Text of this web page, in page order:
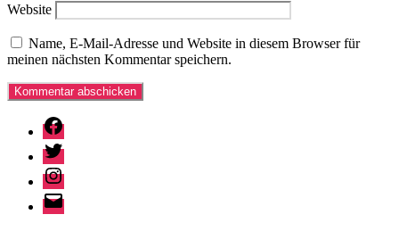
Website
Name, E-Mail-Adresse und Website in diesem Browser für
meinen nächsten Kommentar speichern.
Facebook
Twitter
Instagram
E-
Mail